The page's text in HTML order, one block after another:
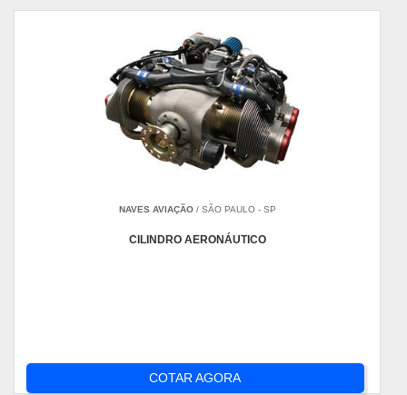
NAVES AVIAÇÃO/ SÃO PAULO - SP
CILINDRO AERONÁUTICO
COTAR AGORA